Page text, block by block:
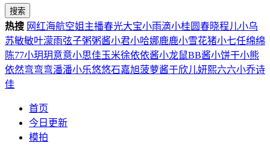
搜索
热搜 网红海航空姐 主播春光大宝小雨滴小桂圆春晓程儿小乌
苏敏敏叶濛雨弦子粥粥酱小君小哈娜鹿鹿小雪花猪小七任绵绵
陈77小玥玥意意小思佳玉米徐依依酱小龙鼠BB酱小饼干小熊
依然弯弯弯潘潘小乐悠悠石嘉旭菠萝酱于欣儿妍熙六六小乔诗
佳
首页
今日更新
模拍